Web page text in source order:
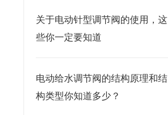
关于电动针型调节阀的使用，这
些你一定要知道
电动给水调节阀的结构原理和结
构类型你知道多少？